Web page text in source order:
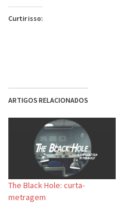
Curtir isso:
ARTIGOS RELACIONADOS
The Black Hole: curta-
metragem